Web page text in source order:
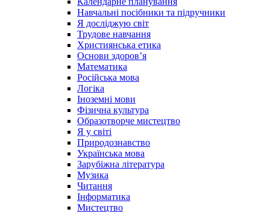
Навчальні посібники та підручники
Я досліджую світ
Трудове навчання
Християнська етика
Основи здоров’я
Математика
Російська мова
Логіка
Іноземні мови
Фізична культура
Образотворче мистецтво
Я у світі
Природознавство
Українська мова
Зарубіжна література
Музика
Читання
Інформатика
Мистецтво